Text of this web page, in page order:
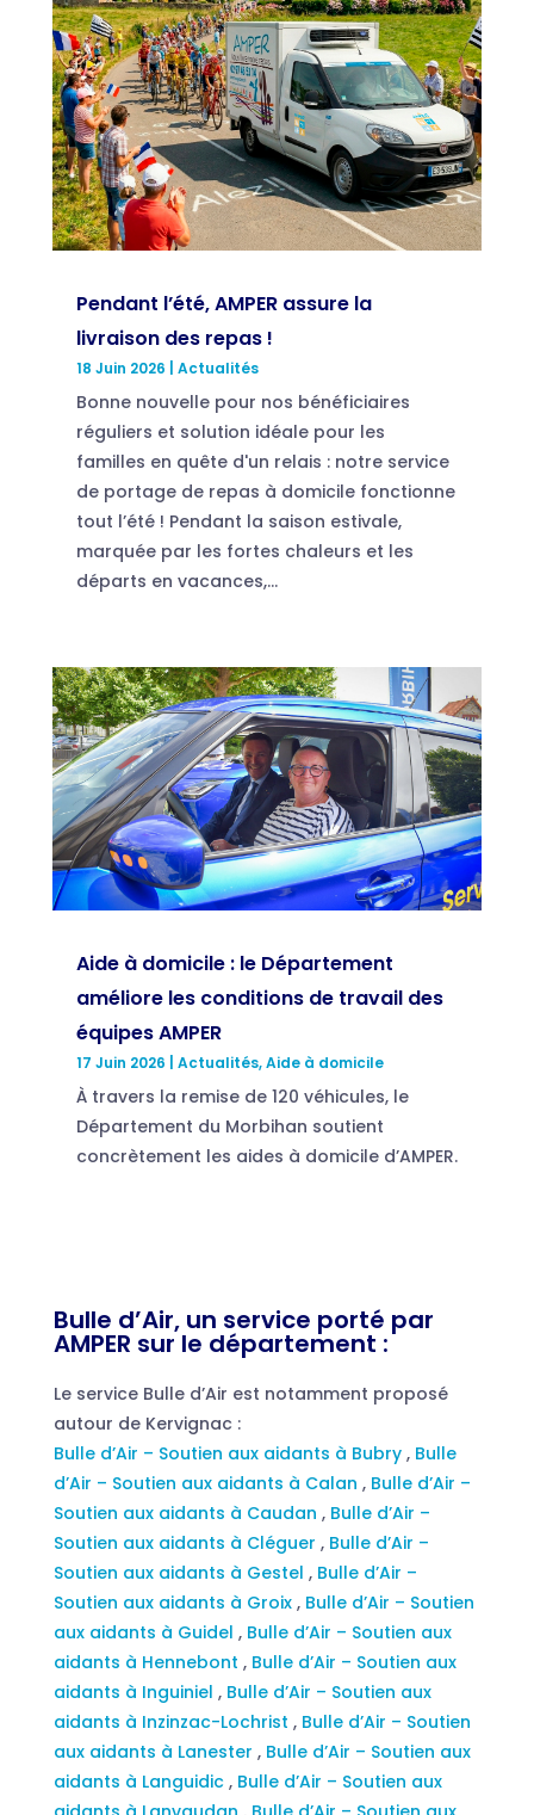
Pendant l’été, AMPER assure la
livraison des repas !
18 Juin 2026 Actualités
Bonne nouvelle pour nos bénéficiaires
réguliers et solution idéale pour les
familles en quête d'un relais : notre service
de portage de repas à domicile fonctionne
tout l’été ! Pendant la saison estivale,
marquée par les fortes chaleurs et les
départs en vacances,...
Aide à domicile : le Département
améliore les conditions de travail des
équipes AMPER
17 Juin 2026 Actualités,Aide à domicile
À travers la remise de 120 véhicules, le
Département du Morbihan soutient
concrètement les aides à domicile d’AMPER.
Bulle d’Air, un service porté par
AMPER sur le département :
Le service Bulle d’Air est notamment proposé
autour de Kervignac :
Bulle d’Air – Soutien aux aidants à Bubry , Bulle
d’Air – Soutien aux aidants à Calan , Bulle d’Air –
Soutien aux aidants à Caudan , Bulle d’Air –
Soutien aux aidants à Cléguer , Bulle d’Air –
Soutien aux aidants à Gestel , Bulle d’Air –
Soutien aux aidants à Groix , Bulle d’Air – Soutien
aux aidants à Guidel , Bulle d’Air – Soutien aux
aidants à Hennebont , Bulle d’Air – Soutien aux
aidants à Inguiniel , Bulle d’Air – Soutien aux
aidants à Inzinzac-Lochrist , Bulle d’Air – Soutien
aux aidants à Lanester , Bulle d’Air – Soutien aux
aidants à Languidic , Bulle d’Air – Soutien aux